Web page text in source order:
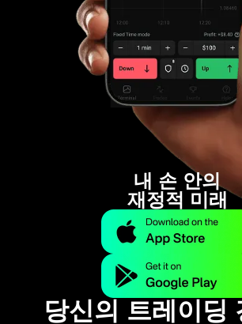
내 손 안의
재정적 미래
당신의 트레이딩